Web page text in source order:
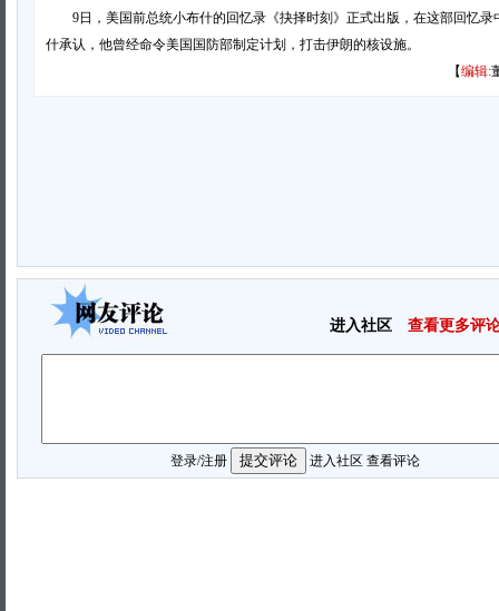
9日，美国前总统小布什的回忆录《抉择时刻》正式出版，在这部回忆录
什承认，他曾经命令美国国防部制定计划，打击伊朗的核设施。
【编辑:
进入社区 查看更多评
登录/注册 进入社区 查看评论